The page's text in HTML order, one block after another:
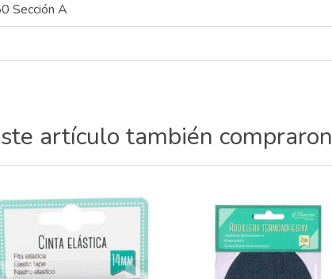
Sección A
artículo también compraron